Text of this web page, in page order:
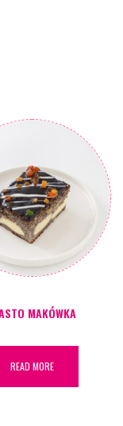
MAKÓWKA
READ MORE